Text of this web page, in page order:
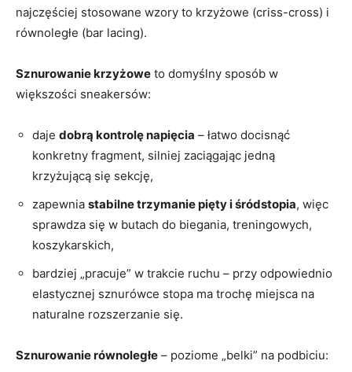
najczęściej stosowane wzory to krzyżowe (criss-cross) i
równoległe (bar lacing).
Sznurowanie krzyżowe to domyślny sposób w
większości sneakersów:
daje dobrą kontrolę napięcia – łatwo docisnąć
konkretny fragment, silniej zaciągając jedną
krzyżującą się sekcję,
zapewnia stabilne trzymanie pięty i śródstopia, więc
sprawdza się w butach do biegania, treningowych,
koszykarskich,
bardziej „pracuje” w trakcie ruchu – przy odpowiednio
elastycznej sznurówce stopa ma trochę miejsca na
naturalne rozszerzanie się.
Sznurowanie równoległe – poziome „belki” na podbiciu: